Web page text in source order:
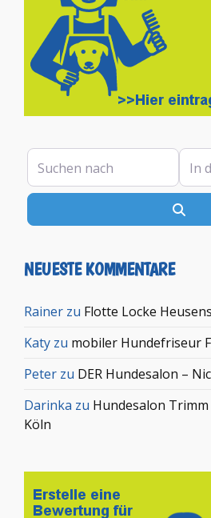
Suchen nach In
NEUESTE KOMMENTARE
Rainer zu Flotte Locke
Katy zu mobiler Hundefriseur
Peter zu DER Hundesalon –
Darinka zu Hundesalon
Köln